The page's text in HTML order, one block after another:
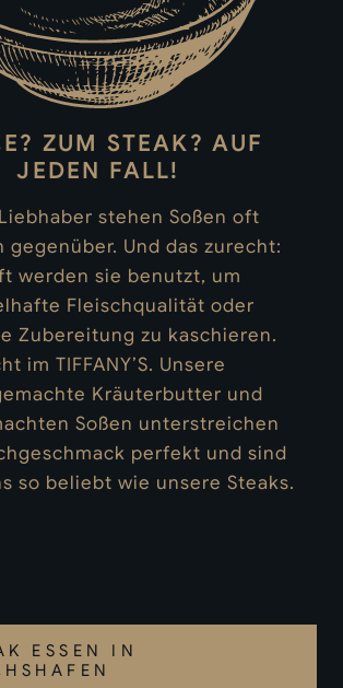
ZUM STEAK? AUF
JEDEN FALL!
stehen Soßen oft
gegenüber. Und das zurecht:
werden sie benutzt, um
Fleischqualität oder
Zubereitung zu kaschieren.
im TIFFANY’S. Unsere
Kräuterbutter und
Soßen unterstreichen
perfekt und sind
so beliebt wie unsere Steaks.
ESSEN IN